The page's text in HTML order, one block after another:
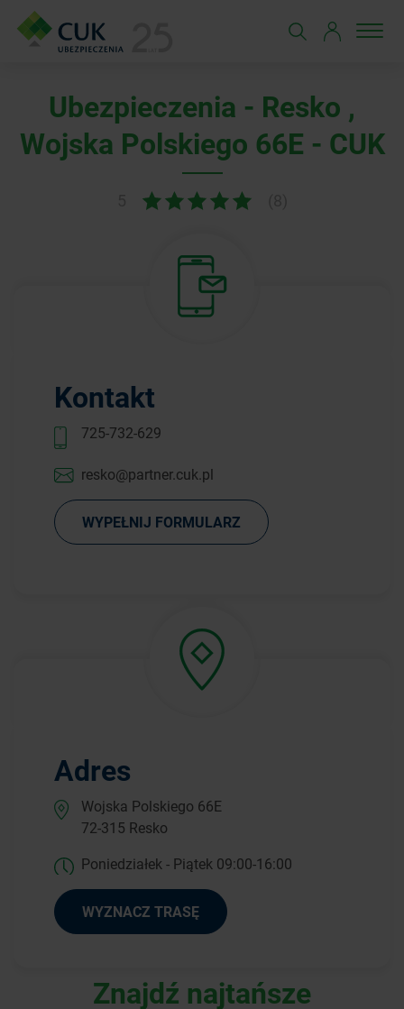
Ubezpieczenia - Resko ,
Wojska Polskiego 66E - CUK
Kontakt
725-732-629
resko@partner.cuk.pl
WYPEŁNIJ FORMULARZ
Adres
Wojska Polskiego 66E
72-315 Resko
Poniedziałek - Piątek 09:00-16:00
WYZNACZ TRASĘ
Znajdź najtańsze